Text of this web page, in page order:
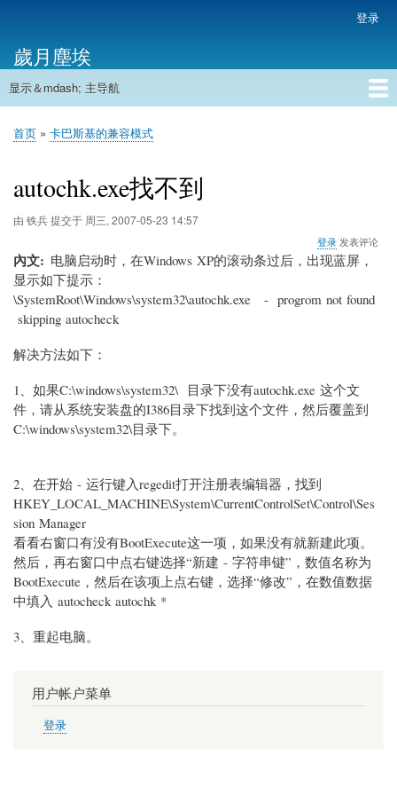
主
内
帐
户
菜
单
登录
歲月塵埃
主
航
显示＆mdash; 主导航
首页
面
屑
首页 卡巴斯基的兼容模式
autochk.exe找不到
由 铁兵提交于 周三, 2007-05-23 14:57
登录 发表评论
內文
电脑启动时，在Windows XP的滚动条过后，出现蓝屏，
显示如下提示：
\SystemRoot\Windows\system32\autochk.exe - progrom not found
skipping autocheck
解决方法如下：
1、如果C:\windows\system32\ 目录下没有autochk.exe 这个文
件，请从系统安装盘的I386目录下找到这个文件，然后覆盖到
C:\windows\system32\目录下。
2、在开始 - 运行键入regedit打开注册表编辑器，找到
HKEY_LOCAL_MACHINE\System\CurrentControlSet\Control\Ses
sion Manager
看看右窗口有没有BootExecute这一项，如果没有就新建此项。
然后，再右窗口中点右键选择“新建 - 字符串键”，数值名称为
BootExecute，然后在该项上点右键，选择“修改”，在数值数据
中填入 autocheck autochk *
3、重起电脑。
用户帐户菜单
登录